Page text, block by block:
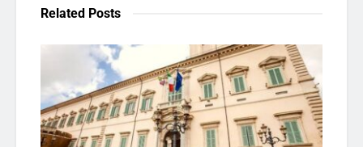
Related Posts